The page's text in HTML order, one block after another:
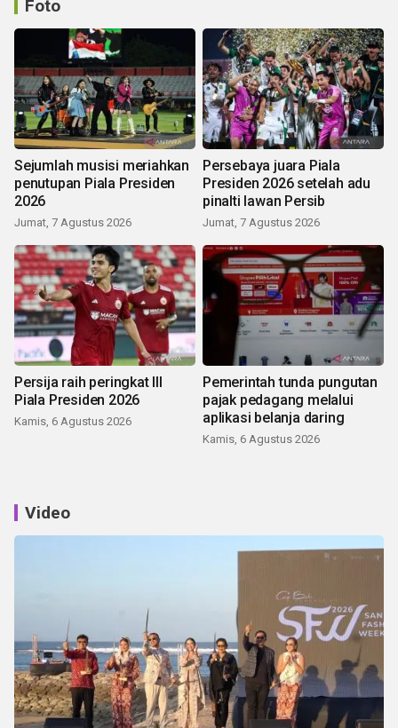
Foto
Sejumlah musisi meriahkan
penutupan Piala Presiden
2026
Jumat, 7 Agustus 2026
Persebaya juara Piala
Presiden 2026 setelah adu
pinalti lawan Persib
Jumat, 7 Agustus 2026
Persija raih peringkat III
Piala Presiden 2026
Kamis, 6 Agustus 2026
Pemerintah tunda pungutan
pajak pedagang melalui
aplikasi belanja daring
Kamis, 6 Agustus 2026
Video